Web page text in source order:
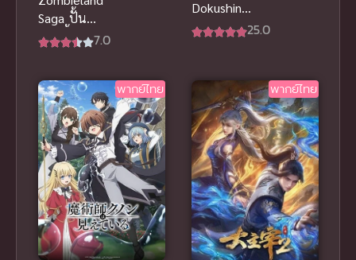
Saga ปั้น
ซอมบี้ให้เป็น
7.0
Dokushin
Chuuken 25.0
พากย์ไทย พากย์ไทย